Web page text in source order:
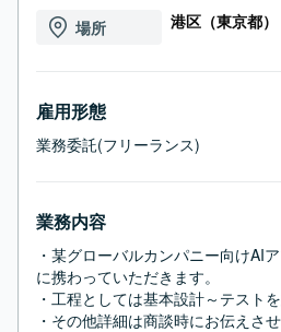
場所 港区（東京都）
雇用形態
業務委託(フリーランス)
業務内容
・某グローバルカンパニー向けAI
に携わっていただきます。
・工程としては基本設計～テスト
・その他詳細は商談時にお伝えさ